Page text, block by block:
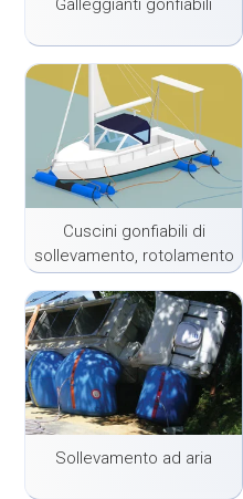
Galleggianti gonfiabili
Cuscini gonfiabili di
sollevamento, rotolamento
e galleggiamento
Sollevamento ad aria